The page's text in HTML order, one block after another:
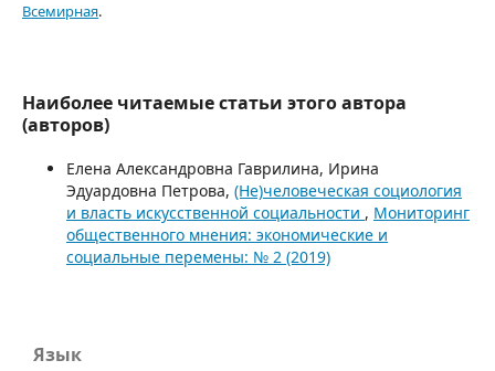
Всемирная.
Наиболее читаемые статьи этого автора
(авторов)
Елена Александровна Гаврилина, Ирина
Эдуардовна Петрова, (Не)человеческая социология
и власть искусственной социальности , Мониторинг
общественного мнения: экономические и
социальные перемены: № 2 (2019)
Язык